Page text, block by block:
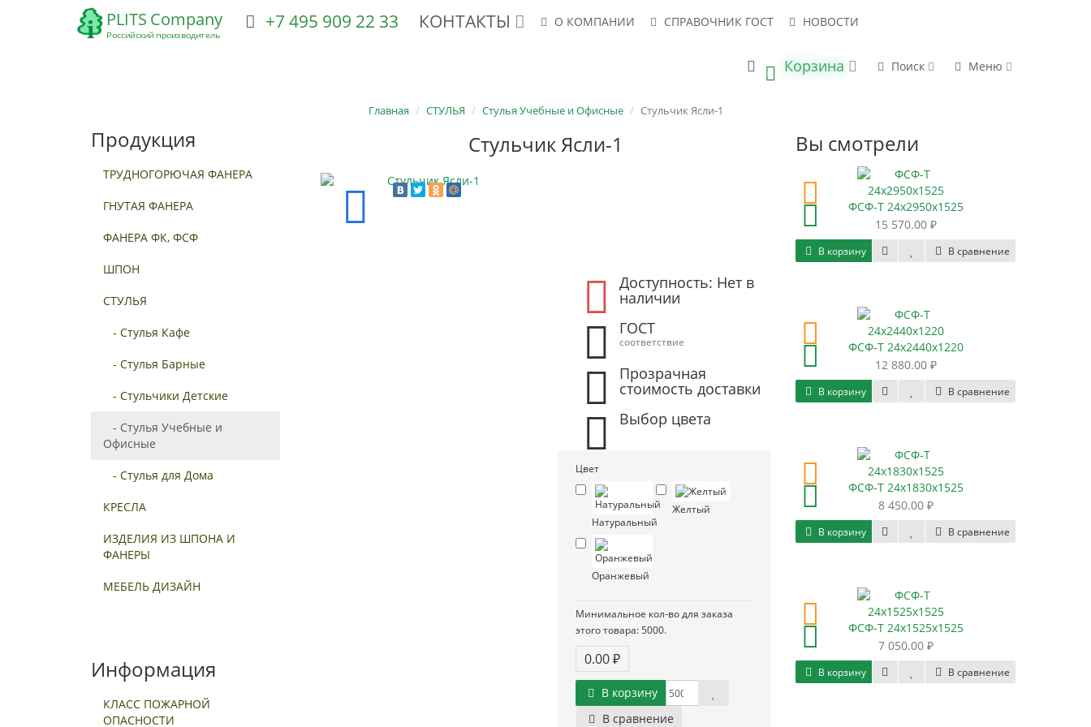
+7 495 909 22 33 КОНТАКТЫ О КОМПАНИИ СПРАВОЧНИК ГОСТ НОВОСТИ
0 Корзина Поиск Меню
ФСФ-ТВ/ТС В НАЛИЧИИ НАПРАВИТЬ ЗАПРОС
Продукция
ТРУДНОГОРЮЧАЯ ФАНЕРА
ГНУТАЯ ФАНЕРА
ФАНЕРА ФК, ФСФ
ШПОН
СТУЛЬЯ
- Стулья Кафе
- Стулья Барные
- Стульчики Детские
- Стулья Учебные и
Офисные
- Стулья для Дома
КРЕСЛА
ИЗДЕЛИЯ ИЗ ШПОНА И
ФАНЕРЫ
МЕБЕЛЬ ДИЗАЙН
Информация
КЛАСС ПОЖАРНОЙ
ОПАСНОСТИ
Главная СТУЛЬЯ Стулья Учебные и Офисные Cтульчик Ясли-1
Стульчик Ясли-1
Доступность: Нет в
наличии
ГОСТ
соответствие
Прозрачная
стоимость доставки
Выбор цвета
Цвет
Натуральный
Желтый
Оранжевый
Минимальное кол-во для заказа
этого товара: 5000.
0.00 ₽
В корзину
В сравнение
Вы смотрели
ФСФ-Т 24х2950х1525
15 570.00 ₽
В корзину В сравнение
ФСФ-Т 24х2440х1220
12 880.00 ₽
В корзину В сравнение
ФСФ-Т 24х1830х1525
8 450.00 ₽
В корзину В сравнение
ФСФ-Т 24х1525х1525
7 050.00 ₽
В корзину В сравнение